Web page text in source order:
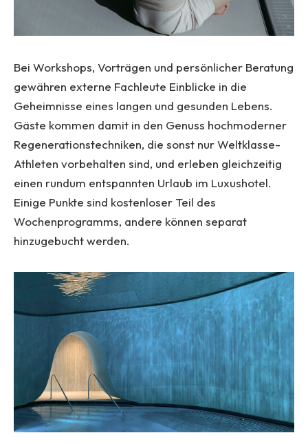
Bei Workshops, Vorträgen und persönlicher Beratung
gewähren externe Fachleute Einblicke in die
Geheimnisse eines langen und gesunden Lebens.
Gäste kommen damit in den Genuss hochmoderner
Regenerationstechniken, die sonst nur Weltklasse-
Athleten vorbehalten sind, und erleben gleichzeitig
einen rundum entspannten Urlaub im Luxushotel.
Einige Punkte sind kostenloser Teil des
Wochenprogramms, andere können separat
hinzugebucht werden.